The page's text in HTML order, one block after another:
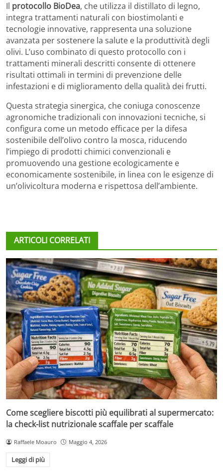
Il protocollo BioDea, che utilizza il distillato di legno,
integra trattamenti naturali con biostimolanti e
tecnologie innovative, rappresenta una soluzione
avanzata per sostenere la salute e la produttività degli
olivi. L’uso combinato di questo protocollo con i
trattamenti minerali descritti consente di ottenere
risultati ottimali in termini di prevenzione delle
infestazioni e di miglioramento della qualità dei frutti.
Questa strategia sinergica, che coniuga conoscenze
agronomiche tradizionali con innovazioni tecniche, si
configura come un metodo efficace per la difesa
sostenibile dell’olivo contro la mosca, riducendo
l’impiego di prodotti chimici convenzionali e
promuovendo una gestione ecologicamente e
economicamente sostenibile, in linea con le esigenze di
un’olivicoltura moderna e rispettosa dell’ambiente.
ARTICOLI CORRELATI
Come scegliere biscotti più equilibrati al supermercato:
la check-list nutrizionale scaffale per scaffale
Raffaele Moauro Maggio 4, 2026
Leggi di più